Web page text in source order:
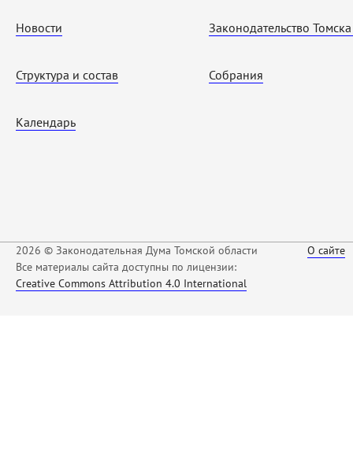
Новости
Структура и состав
Календарь
Законодательство
Собрания
2026 © Законодательная Дума Томской области
Все материалы сайта доступны по лицензии:
Creative Commons Attribution 4.0 International
О сайте